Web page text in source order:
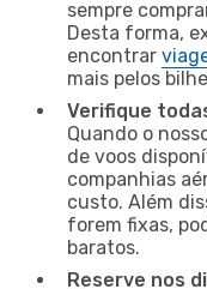
sempre
Desta forma,
encontrar
mais pelos
Verifique
Quando o
de voos
companhias
custo. Além
forem fixas,
baratos.
Reserve nos